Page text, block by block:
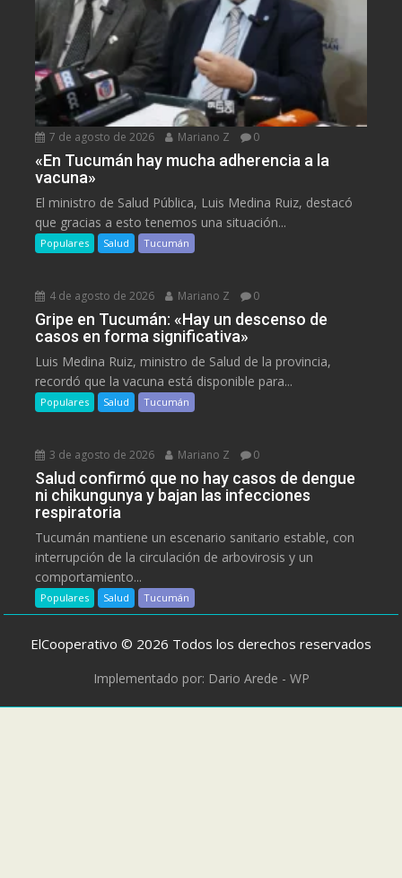
7 de agosto de 2026 Mariano Z 0
«En Tucumán hay mucha adherencia a la
vacuna»
El ministro de Salud Pública, Luis Medina Ruiz, destacó
que gracias a esto tenemos una situación...
Populares Salud Tucumán
4 de agosto de 2026 Mariano Z 0
Gripe en Tucumán: «Hay un descenso de
casos en forma significativa»
Luis Medina Ruiz, ministro de Salud de la provincia,
recordó que la vacuna está disponible para...
Populares Salud Tucumán
3 de agosto de 2026 Mariano Z 0
Salud confirmó que no hay casos de dengue
ni chikungunya y bajan las infecciones
respiratoria
Tucumán mantiene un escenario sanitario estable, con
interrupción de la circulación de arbovirosis y un
comportamiento...
Populares Salud Tucumán
ElCooperativo © 2026 Todos los derechos reservados